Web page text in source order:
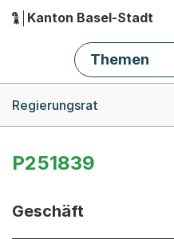
Hauptnavigation
Kanton Basel-Stadt
Themen
Regierungsrat
P251839
Geschäft